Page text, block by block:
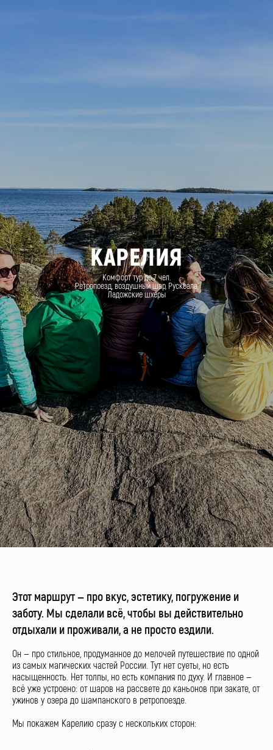
КАРЕЛИЯ
Комфорт тур до 7 чел.
Ретропоезд, воздушный шар, Рускеала,
Ладожские шхеры
Этот маршрут — про вкус, эстетику, погружение и
заботу. Мы сделали всё, чтобы вы действительно
отдыхали и проживали, а не просто ездили.
Он — про стильное, продуманное до мелочей путешествие по одной
из самых магических частей России. Тут нет суеты, но есть
насыщенность. Нет толпы, но есть компания по духу. И главное —
всё уже устроено: от шаров на рассвете до каньонов при закате, от
ужинов у озера до шампанского в ретропоезде.
Мы покажем Карелию сразу с нескольких сторон: